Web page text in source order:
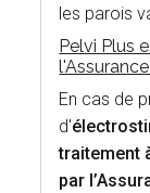
les parois
Pelvi Plus
En cas de
d'
traitement
par